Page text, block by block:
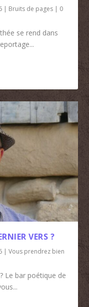
| Bruits de pages | 0
se rend dans
VERS ?
|Vous prendrez bien
Le bar poétique de